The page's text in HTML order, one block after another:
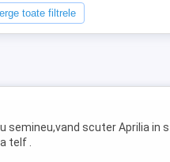
toate filtrele
semineu,vand scuter Aprilia in
telf .